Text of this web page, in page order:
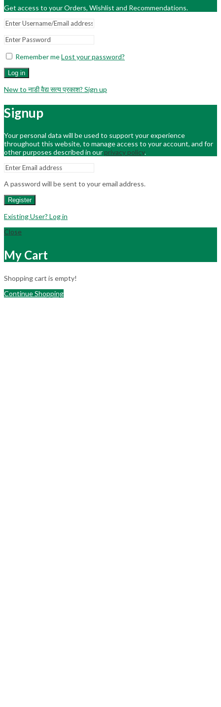
Get access to your Orders, Wishlist and Recommendations.
Remember meLost your password?
Log in
New to नाडी वैद्य सत्य प्रकाश? Sign up
Signup
Your personal data will be used to support your experience
throughout this website, to manage access to your account, and for
other purposes described in our privacy policy.
A password will be sent to your email address.
Register
Existing User? Log in
Close
My Cart
Shopping cart is empty!
Continue Shopping